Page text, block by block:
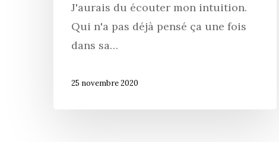
J'aurais du écouter mon intuition.
Qui n'a pas déjà pensé ça une fois
dans sa…
25 novembre 2020